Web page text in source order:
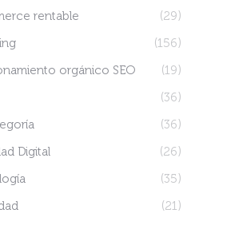
rentable
(29)
(156)
orgánico SEO
(19)
(36)
(36)
Digital
(26)
(35)
(21)